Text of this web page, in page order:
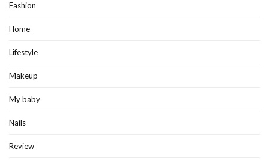
Fashion
Home
Lifestyle
Makeup
My baby
Nails
Review